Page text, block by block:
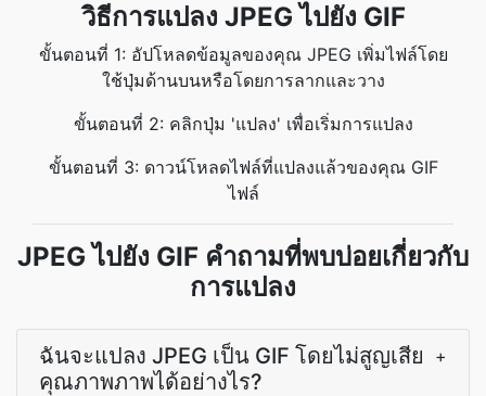
วิธีการแปลง JPEG ไปยัง GIF
ขั้นตอนที่ 1: อัปโหลดข้อมูลของคุณ JPEG เพิ่มไฟล์โดย
ใช้ปุ่มด้านบนหรือโดยการลากและวาง
ขั้นตอนที่ 2: คลิกปุ่ม 'แปลง' เพื่อเริ่มการแปลง
ขั้นตอนที่ 3: ดาวน์โหลดไฟล์ที่แปลงแล้วของคุณ GIF
ไฟล์
JPEG ไปยัง GIF คำถามที่พบบ่อยเกี่ยวกับ
การแปลง
ฉันจะแปลง JPEG เป็น GIF โดยไม่สูญเสีย
คุณภาพภาพได้อย่างไร?
+